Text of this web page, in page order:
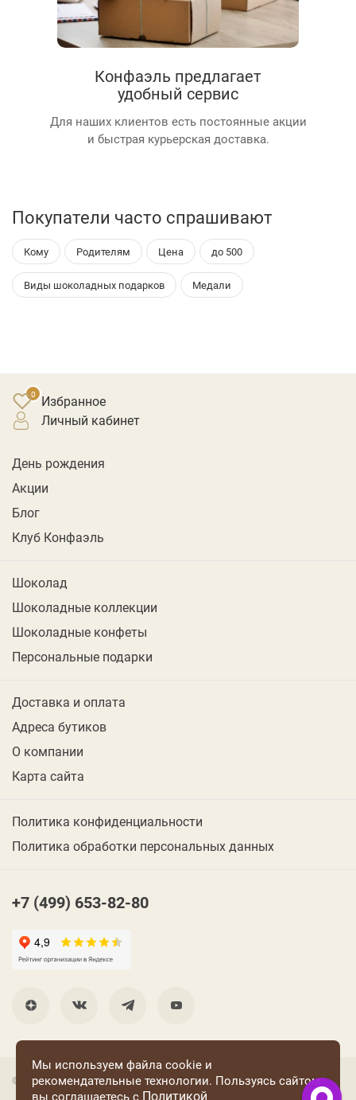
Конфаэль предлагает
удобный сервис
Для наших клиентов есть постоянные акции
и быстрая курьерская доставка.
Покупатели часто спрашивают
Кому Родителям Цена до 500
Виды шоколадных подарков Медали
Избранное
личный кабинет
День рождения
Акции
Блог
Клуб Конфаэль
Шоколад
Шоколадные коллекции
Шоколадные конфеты
Персональные подарки
Доставка и оплата
Адреса бутиков
О компании
Карта сайта
Политика конфиденциальности
Политика обработки персональных данных
+7 (499) 653-82-80
© 2001 Группа компаний «Конфаэль»
Мы используем файла cookie и
рекомендательные технологии. Пользуясь сайтом
вы соглашаетесь с Политикой